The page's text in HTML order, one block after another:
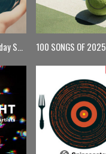
【月曜更新】Monday Spin 100 SONGS OF 2025